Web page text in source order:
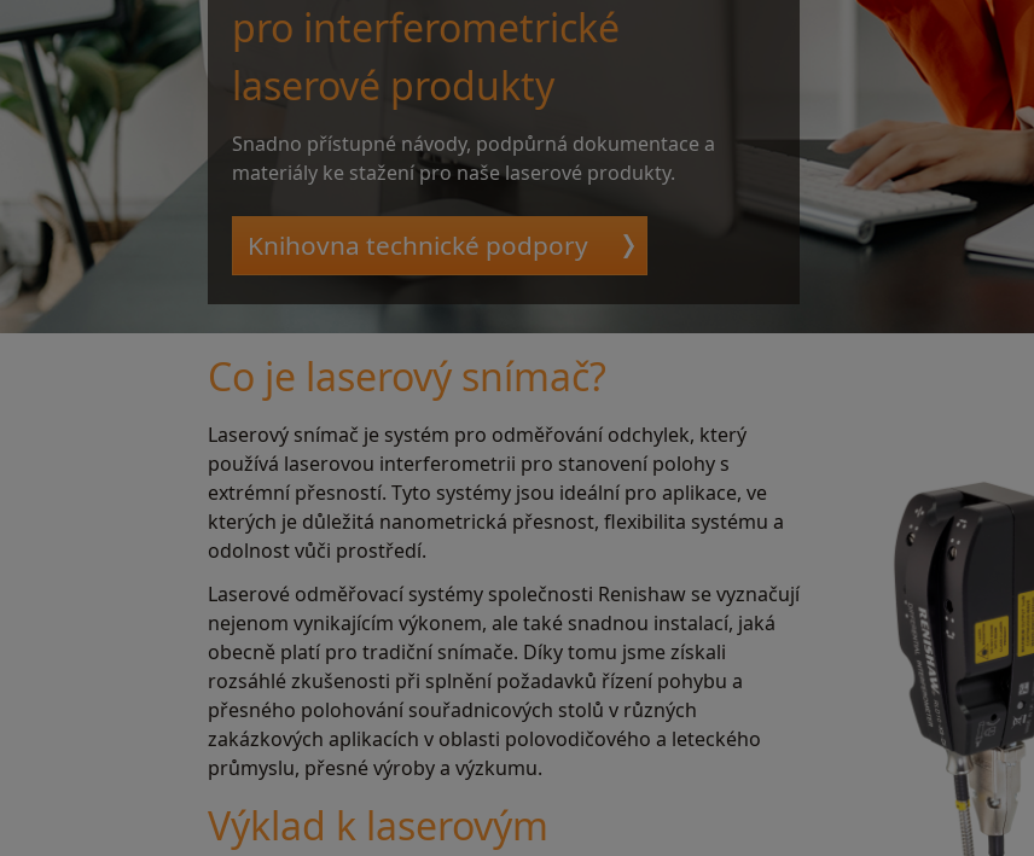
pro interferometrické
laserové produkty
Snadno přístupné návody, podpůrná dokumentace a
materiály ke stažení pro naše laserové produkty.
Knihovna technické podpory
Co je laserový snímač?
Laserový snímač je systém pro odměřování odchylek, který
používá laserovou interferometrii pro stanovení polohy s
extrémní přesností. Tyto systémy jsou ideální pro aplikace, ve
kterých je důležitá nanometrická přesnost, flexibilita systému a
odolnost vůči prostředí.
Laserové odměřovací systémy společnosti Renishaw se vyznačují
nejenom vynikajícím výkonem, ale také snadnou instalací, jaká
obecně platí pro tradiční snímače. Díky tomu jsme získali
rozsáhlé zkušenosti při splnění požadavků řízení pohybu a
přesného polohování souřadnicových stolů v různých
zakázkových aplikacích v oblasti polovodičového a leteckého
průmyslu, přesné výroby a výzkumu.
Výklad k laserovým